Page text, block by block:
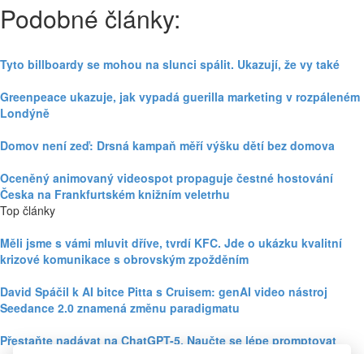
Podobné články:
Tyto billboardy se mohou na slunci spálit. Ukazují, že vy také
Greenpeace ukazuje, jak vypadá guerilla marketing v rozpáleném
Londýně
Domov není zeď: Drsná kampaň měří výšku dětí bez domova
Oceněný animovaný videospot propaguje čestné hostování
Česka na Frankfurtském knižním veletrhu
Top články
Měli jsme s vámi mluvit dříve, tvrdí KFC. Jde o ukázku kvalitní
krizové komunikace s obrovským zpožděním
David Spáčil k AI bitce Pitta s Cruisem: genAI video nástroj
Seedance 2.0 znamená změnu paradigmatu
Přestaňte nadávat na ChatGPT-5. Naučte se lépe promptovat